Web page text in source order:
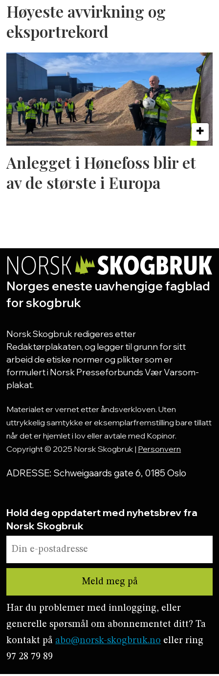
Høyeste avvirkning og
eksportrekord
Anlegget i Hønefoss blir et
av de største i Europa
Norges eneste uavhengige fagblad
for skogbruk
Norsk Skogbruk redigeres etter
Redaktørplakaten, og legger til grunn for sitt
arbeid de etiske normer og plikter som er
formulert i Norsk Presseforbunds Vær Varsom-
plakat.
Materialet er vernet etter åndsverkloven. Uten
uttrykkelig samtykke er eksemplarfremstilling bare tillatt
når det er hjemlet i lov eller avtale med Kopinor.
Copyright © 2025 Norsk Skogbruk | Personvern
ADRESSE: Schweigaards gate 6, 0185 Oslo
Hold deg oppdatert med nyhetsbrev fra
Norsk Skogbruk
Har du problemer med innlogging, eller
generelle spørsmål om abonnementet ditt? Ta
kontakt på abo@norsk-skogbruk.no eller ring
97 28 79 89